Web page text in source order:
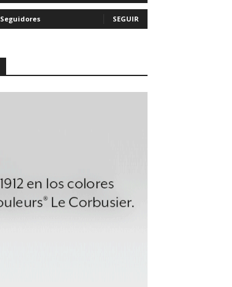
Seguidores SEGUIR